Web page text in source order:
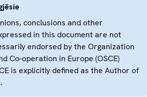
conclusions and other
in this document are not
endorsed by the Organization
Co-operation in Europe (OSCE)
is explicitly defined as the Author of